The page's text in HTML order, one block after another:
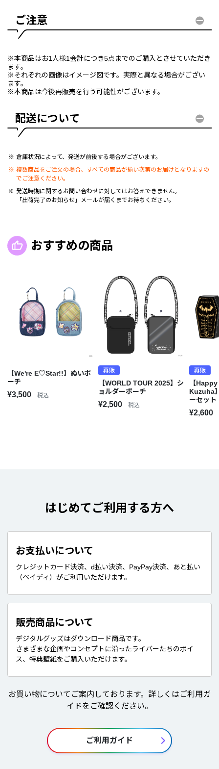
ご注意
※本商品はお1人様1会計につき5点までのご購入とさせていただき
ます。
※それぞれの画像はイメージ図です。実際と異なる場合がござい
ます。
※本商品は今後再販売を行う可能性がございます。
配送について
倉庫状況によって、発送が前後する場合がございます。
複数商品をご注文の場合、すべての商品が揃い次第のお届けとなりますの
でご注意ください。
発送時期に関するお問い合わせに対してはお答えできません。
「出荷完了のお知らせ」メールが届くまでお待ちください。
おすすめの商品
【We're E♡Star!!】ぬいポ
ーチ
¥3,500 税込
再販
【WORLD TOUR 2025】シ
ョルダーポーチ
¥2,500 税込
再販
【
Kuzuha
ーセット
¥2,600
はじめてご利用する方へ
お支払いについて
クレジットカード決済、d払い決済、PayPay決済、あと払い
（ペイディ）がご利用いただけます。
販売商品について
デジタルグッズはダウンロード商品です。
さまざまな企画やコンセプトに沿ったライバーたちのボイ
ス、特典壁紙をご購入いただけます。
お買い物についてご案内しております。詳しくはご利用ガ
イドをご確認ください。
ご利用ガイド